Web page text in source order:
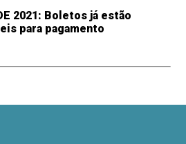
2021: Boletos já estão
para pagamento